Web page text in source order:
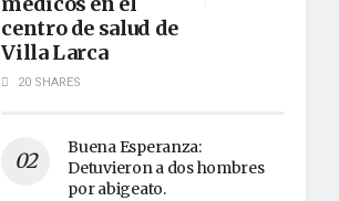
centro de salud de
Villa Larca
20 SHARES
Buena Esperanza:
Detuvieron a dos hombres
por abigeato.